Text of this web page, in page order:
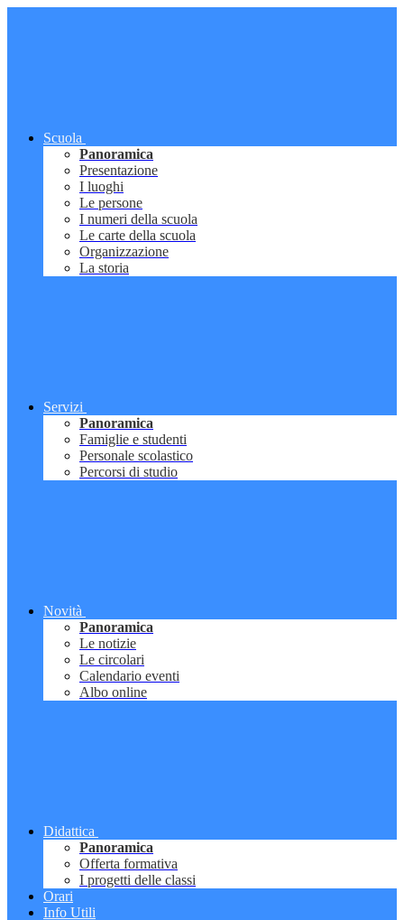
Scuola
Panoramica
Presentazione
I luoghi
Le persone
I numeri della scuola
Le carte della scuola
Organizzazione
La storia
Servizi
Panoramica
Famiglie e studenti
Personale scolastico
Percorsi di studio
Novità
Panoramica
Le notizie
Le circolari
Calendario eventi
Albo online
Didattica
Panoramica
Offerta formativa
I progetti delle classi
Orari
Info Utili